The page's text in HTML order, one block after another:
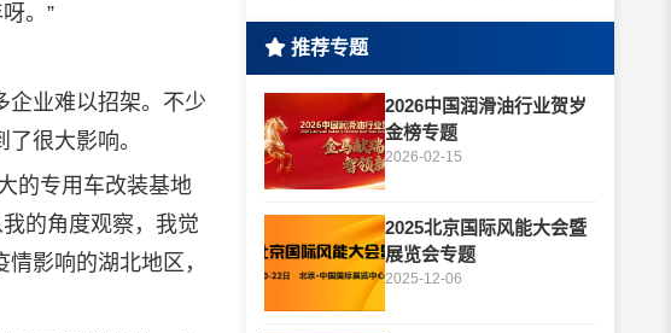
。”
业难以招架。不少
很大影响。
的专用车改装基地
的角度观察，我觉
影响的湖北地区，
推荐专题
2026中国润滑油行业贺岁
金榜专题
2026-02-15
2025北京国际风能大会暨
展览会专题
2025-12-06